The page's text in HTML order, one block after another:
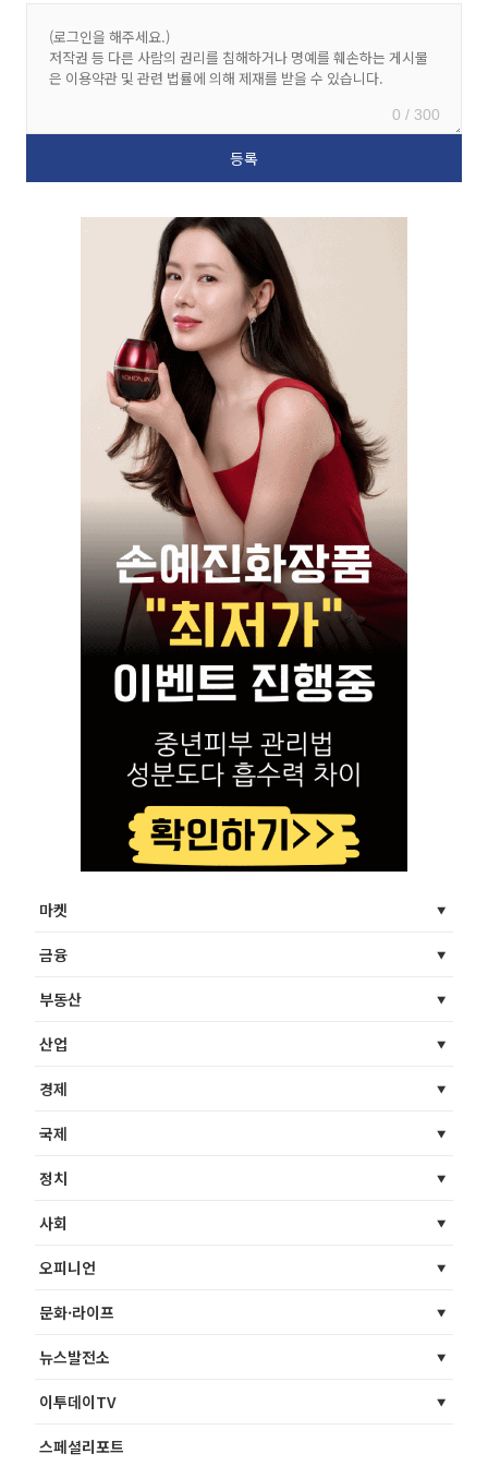
0 / 300
마켓
금융
부동산
산업
경제
국제
정치
사회
오피니언
문화·라이프
뉴스발전소
이투데이TV
스페셜리포트